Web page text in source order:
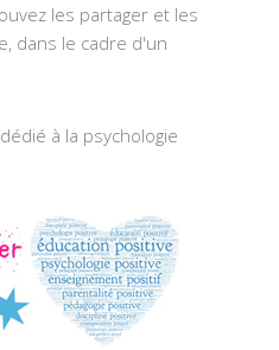
les partager et les
dans le cadre d'un
à la psychologie